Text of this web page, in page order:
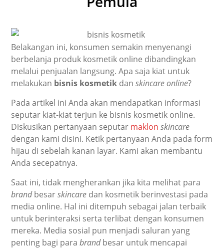
Belakangan ini, konsumen semakin menyenangi
berbelanja produk kosmetik online dibandingkan
melalui penjualan langsung. Apa saja kiat untuk
melakukan bisnis kosmetik danskincare online?
Pada artikel ini Anda akan mendapatkan informasi
seputar kiat-kiat terjun ke bisnis kosmetik online.
Diskusikan pertanyaan seputar maklon skincare
dengan kami disini. Ketik pertanyaan Anda pada form
hijau di sebelah kanan layar. Kami akan membantu
Anda secepatnya.
Saat ini, tidak mengherankan jika kita melihat para
brandbesarskincare dan kosmetik berinvestasi pada
media online. Hal ini ditempuh sebagai jalan terbaik
untuk berinteraksi serta terlibat dengan konsumen
mereka. Media sosial pun menjadi saluran yang
penting bagi parabrandbesar untuk mencapai